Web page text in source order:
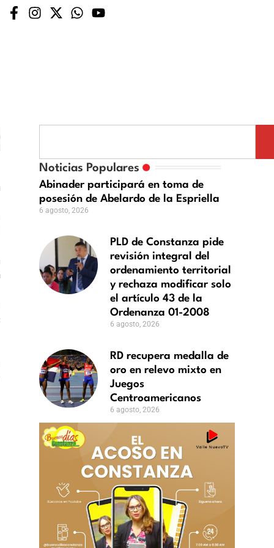
Noticias Populares
Abinader participará en toma de
posesión de Abelardo de la Espriella
6 agosto, 2026
PLD de Constanza pide
revisión integral del
ordenamiento territorial
y rechaza modificar solo
el artículo 43 de la
Ordenanza 01-2008
6 agosto, 2026
RD recupera medalla de
oro en relevo mixto en
Juegos
Centroamericanos
6 agosto, 2026